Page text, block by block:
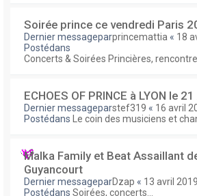
Soirée prince ce vendredi Paris
Dernier messageparprincemattia « 18
Postédans
Concerts & Soirées Princières,
ECHOES OF PRINCE à LYON le
Dernier messageparstef319 « 16 avril
Postédans
Le coin des musiciens et
Malka Family et Beat Assaillant
Guyancourt
Dernier messageparDzap « 13 avril
Postédans Soirées, concerts...